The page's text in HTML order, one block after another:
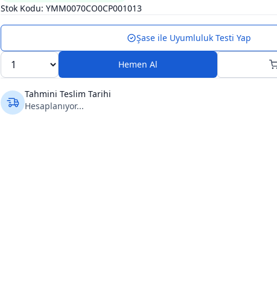
Stok Kodu: YMM0070CO0CP001013
Şase ile Uyumluluk Testi Yap
Hemen Al
Tahmini Teslim Tarihi
Hesaplanıyor...